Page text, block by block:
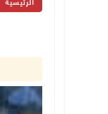
الرئيسية